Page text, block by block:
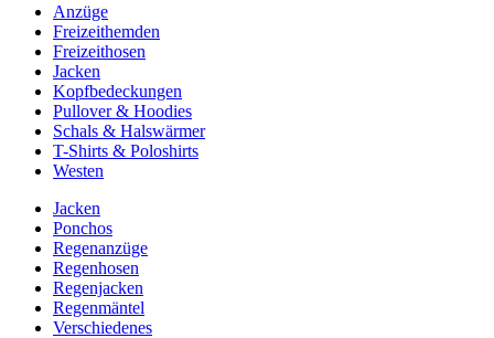
Anzüge
Freizeithemden
Freizeithosen
Jacken
Kopfbedeckungen
Pullover & Hoodies
Schals & Halswärmer
T-Shirts & Poloshirts
Westen
Jacken
Ponchos
Regenanzüge
Regenhosen
Regenjacken
Regenmäntel
Verschiedenes